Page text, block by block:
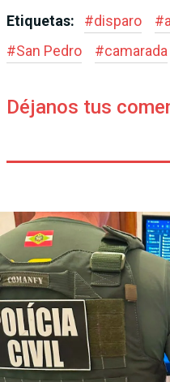
Etiquetas: #disparo #
#San Pedro #camarada
Déjanos tus